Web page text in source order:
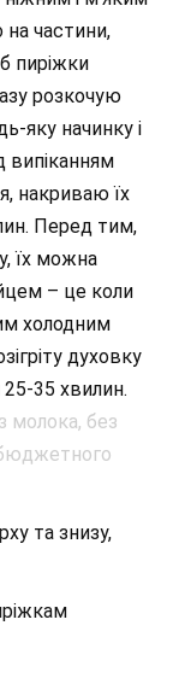
на частини,
пиріжки
розкочую
яку начинку і
випіканням
накриваю їх
Перед тим,
їх можна
– це коли
холодним
духовку
25-35 хвилин.
та знизу,